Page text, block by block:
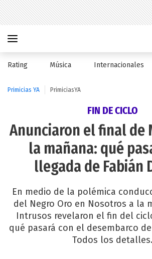
Rating Música Internacionales
Primicias YA PrimiciasYA
FIN DE CICLO
Anunciaron el final de
la mañana: qué
llegada de Fabián
En medio de la polémica
del Negro Oro en Nosotros a la
Intrusos revelaron el fin del
qué pasará con el desembarco
Todos los detalles.